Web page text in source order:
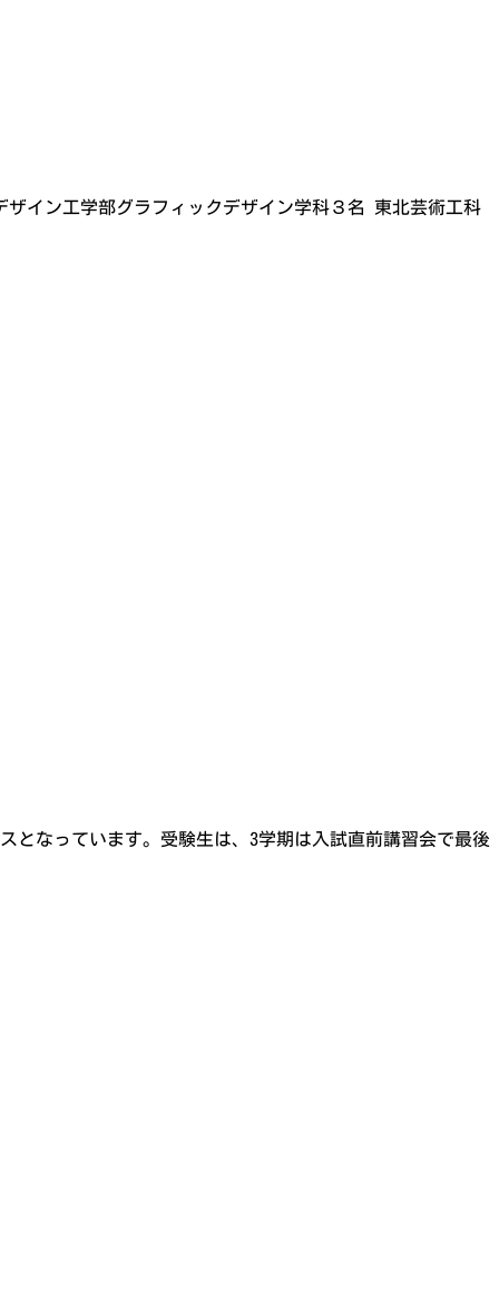
イン工学部グラフィックデザイン学科３名 東北芸術工科
なっています。受験生は、3学期は入試直前講習会で最後